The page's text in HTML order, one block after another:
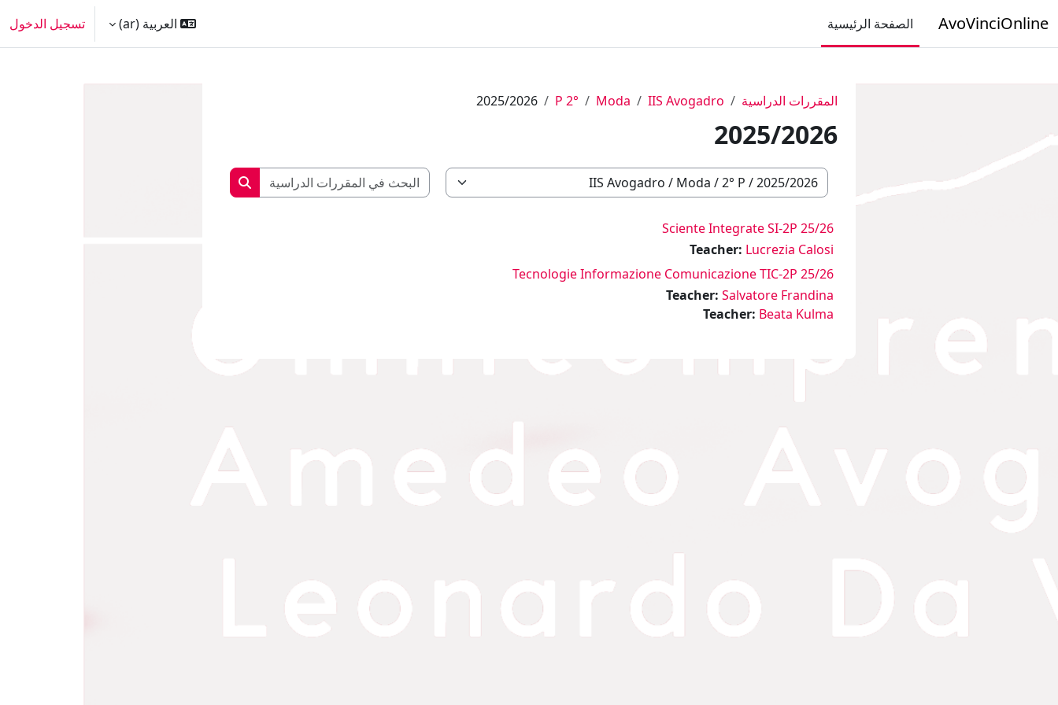
AvoVinciOnline الصفحة الرئيسية العربية ‎(ar)‎ تسجيل الدخول
المقررات الدراسية IIS Avogadro
Moda
2° P
2025/2026
2025/2026
تصنيفات المقررات
البحث في المقررات الدراسية
البحث في المقررات الدراسية
Sciente Integrate SI-2P 25/26
Teacher: Lucrezia Calosi
Tecnologie Informazione Comunicazione TIC-2P 25/26
Teacher: Salvatore Frandina
Teacher: Beata Kulma